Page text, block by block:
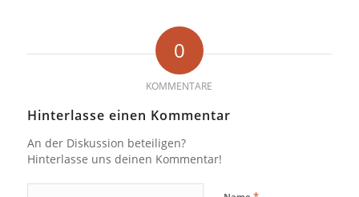
0
KOMMENTARE
Hinterlasse einen Kommentar
An der Diskussion beteiligen?
Hinterlasse uns deinen Kommentar!